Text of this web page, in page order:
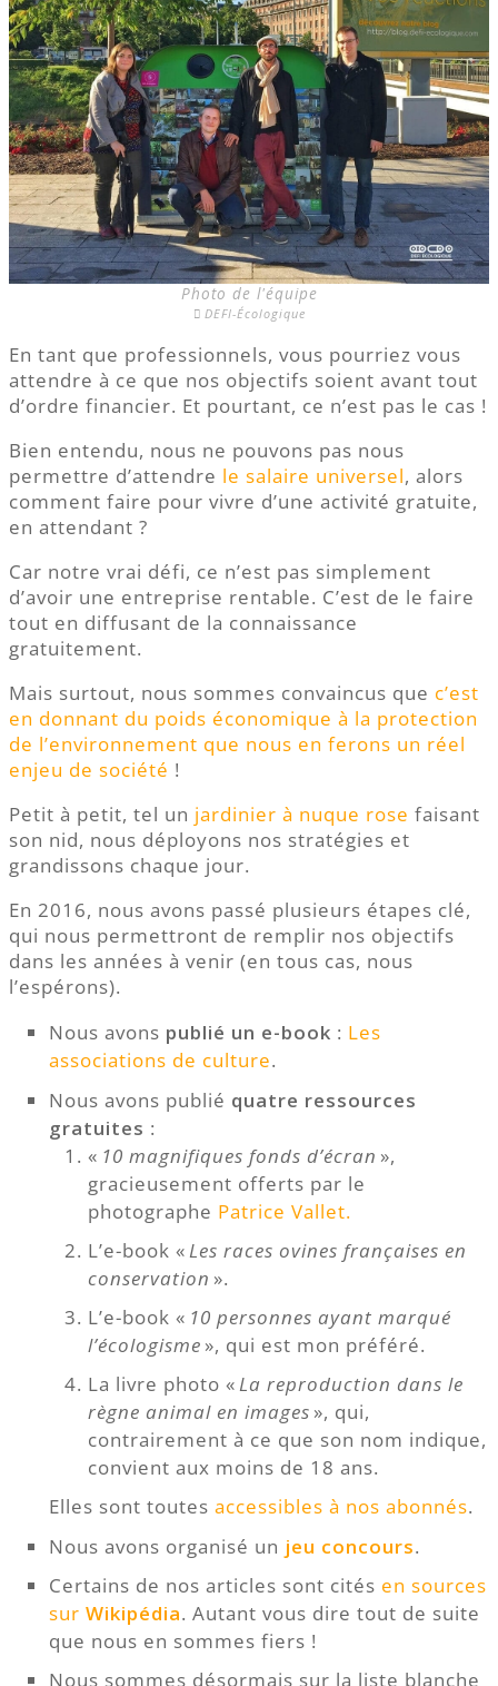
Photo de l'équipe
DEFI-Écologique
En tant que professionnels, vous pourriez vous
attendre à ce que nos objectifs soient avant tout
d’ordre financier. Et pourtant, ce n’est pas le cas !
Bien entendu, nous ne pouvons pas nous
permettre d’attendre le salaire universel, alors
comment faire pour vivre d’une activité gratuite,
en attendant ?
Car notre vrai défi, ce n’est pas simplement
d’avoir une entreprise rentable. C’est de le faire
tout en diffusant de la connaissance
gratuitement.
Mais surtout, nous sommes convaincus que c’est
en donnant du poids économique à la protection
de l’environnement que nous en ferons un réel
enjeu de société !
Petit à petit, tel un jardinier à nuque rose faisant
son nid, nous déployons nos stratégies et
grandissons chaque jour.
En 2016, nous avons passé plusieurs étapes clé,
qui nous permettront de remplir nos objectifs
dans les années à venir (en tous cas, nous
l’espérons).
Nous avons publié un e-book : Les
associations de culture.
Nous avons publié quatre ressources
gratuites :
« 10 magnifiques fonds d’écran »,
gracieusement offerts par le
photographe Patrice Vallet.
L’e-book «Les races ovines françaises en
conservation ».
L’e-book « 10 personnes ayant marqué
l’écologisme », qui est mon préféré.
La livre photo «La reproduction dans le
règne animal en images », qui,
contrairement à ce que son nom indique,
convient aux moins de 18 ans.
Elles sont toutes accessibles à nos abonnés.
Nous avons organisé un jeu concours.
Certains de nos articles sont cités en sources
sur Wikipédia. Autant vous dire tout de suite
que nous en sommes fiers !
Nous sommes désormais sur la liste blanche